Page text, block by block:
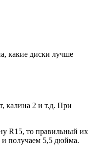
какие диски лучше
калина 2 и т.д. При
R15, то правильный их
и получаем 5,5 дюйма.